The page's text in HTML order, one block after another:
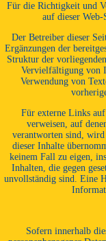
Für die Richtigkeit und
auf dieser
Der Betreiber dieser
Ergänzungen der
Struktur der
Vervielfältigung von
Verwendung von
Für externe Links
verweisen, auf
verantworten sind,
dieser Inhalte
keinem Fall zu eigen,
Inhalten, die gegen
unvollständig sind. Eine
Sofern innerhalb